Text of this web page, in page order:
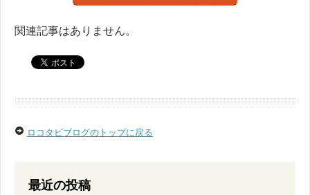
関連記事はありません。
ロコタビブログのトップに戻る
最近の投稿